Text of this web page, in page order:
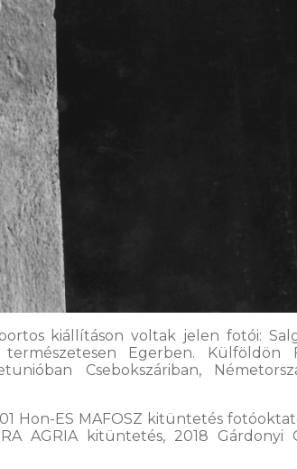
kiállításon voltak jelen fotói:
Egerben. Külföldön
Csebokszáriban,
Hon-ES MAFOSZ kitüntetés
AGRIA kitüntetés, 2018